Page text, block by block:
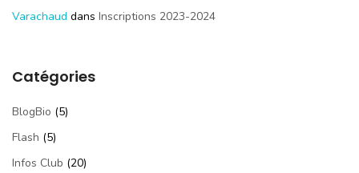
Varachaud dans Inscriptions 2023-2024
Catégories
BlogBio (5)
Flash (5)
Infos Club (20)